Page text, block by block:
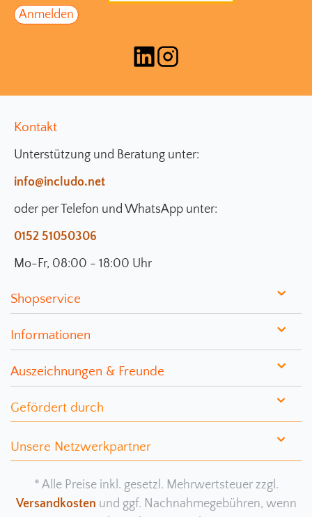
Kontakt
Unterstützung und Beratung unter:
info@includo.net
oder per Telefon und WhatsApp unter:
0152 51050306
Mo-Fr, 08:00 - 18:00 Uhr
Shopservice
Informationen
Auszeichnungen & Freunde
Gefördert durch
Unsere Netzwerkpartner
* Alle Preise inkl. gesetzl. Mehrwertsteuer zzgl.
Versandkosten und ggf. Nachnahmegebühren, wenn